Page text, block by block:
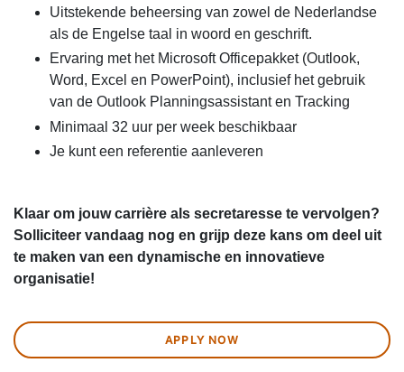
Uitstekende beheersing van zowel de Nederlandse
als de Engelse taal in woord en geschrift.
Ervaring met het Microsoft Officepakket (Outlook,
Word, Excel en PowerPoint), inclusief het gebruik
van de Outlook Planningsassistant en Tracking
Minimaal 32 uur per week beschikbaar
Je kunt een referentie aanleveren
Klaar om jouw carrière als secretaresse te vervolgen?
Solliciteer vandaag nog en grijp deze kans om deel uit
te maken van een dynamische en innovatieve
organisatie!
APPLY NOW